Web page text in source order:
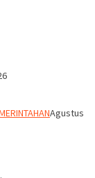
Agustus